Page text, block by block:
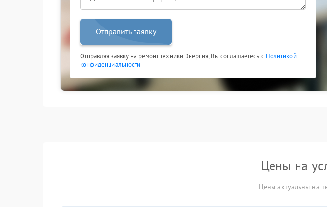
Отправить заявку
Отправляя заявку на ремонт техники Энергия, Вы соглашаетесь с Политикой
конфиденциальности
Цены на
Цены актуальны на